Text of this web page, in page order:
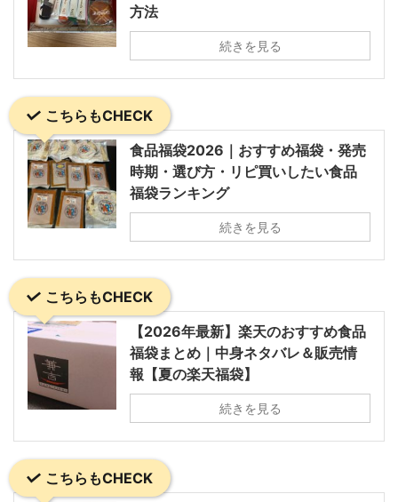
方法
続きを見る
こちらもCHECK
食品福袋2026｜おすすめ福袋・発売
時期・選び方・リピ買いしたい食品
福袋ランキング
続きを見る
こちらもCHECK
【2026年最新】楽天のおすすめ食品
福袋まとめ｜中身ネタバレ＆販売情
報【夏の楽天福袋】
続きを見る
こちらもCHECK